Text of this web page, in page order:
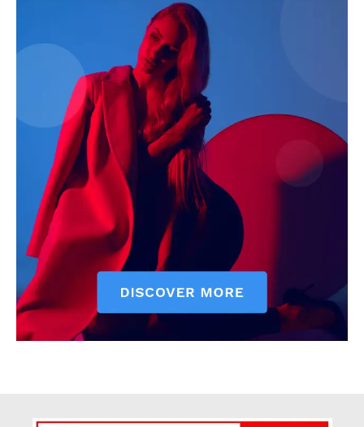
Subscription Plans
My account